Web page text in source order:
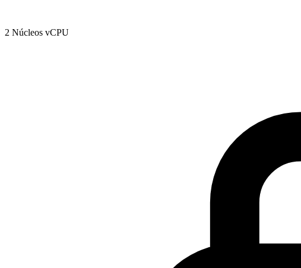
2 Núcleos vCPU